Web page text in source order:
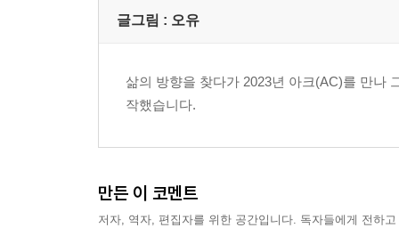
글그림 : 오유
삶의 방향을 찾다가 2023년 아크(AC)를 만나
작했습니다.
만든 이 코멘트
저자, 역자, 편집자를 위한 공간입니다. 독자들에게 전하